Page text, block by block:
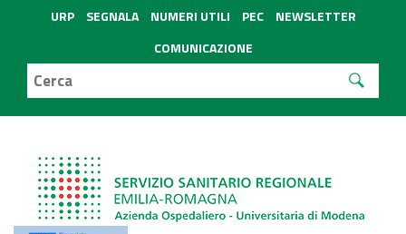
URP SEGNALA NUMERI UTILI PEC
NEWSLETTER
COMUNICAZIONE